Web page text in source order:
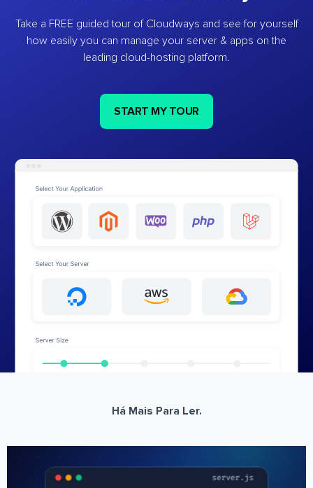
Take a FREE guided tour of Cloudways and see for yourself
how easily you can manage your server & apps on the
leading cloud-hosting platform.
START MY TOUR
Há Mais Para Ler.